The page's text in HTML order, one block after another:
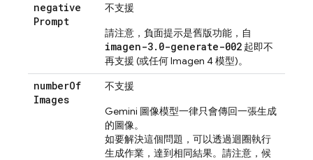
negative
Prompt
不支援
請注意，負面提示是舊版功能，自
imagen-3.0-generate-002 起即不
再支援 (或任何Imagen 4模型)。
numberOf
Images
不支援
Gemini 圖像模型一律只會傳回一張生成
的圖像。
如要解決這個問題，可以透過迴圈執行
生成作業，達到相同結果。請注意，候